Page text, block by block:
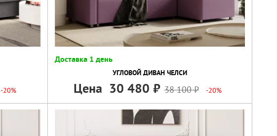
-20%
Доставка 1 день
УГЛОВОЙ ДИВАН ЧЕЛСИ
Цена 30 480 38 100 -20%